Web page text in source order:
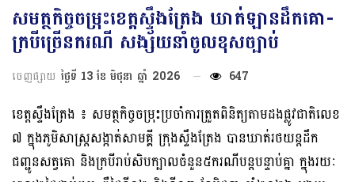
សមត្ថកិច្ច​ចម្រុះ​ខេត្តស្ទឹងត្រែង ឃាត់ឡាន​ដឹកគោ-
ក្របីច្រើន​ករណី សង្ស័យ​នាំ​ចូល​ខុសច្បាប់
ចេញផ្សាយ ថ្ងៃទី 13 ខែ មិថុនា ឆ្នាំ 2026 647
ខេត្តស្ទឹងត្រែង ​៖ សមត្ថកិច្ច​ចម្រុះ​ប្រចាំការ​ត្រួតពិនិត្យ​តាម​ដងផ្លូវ​ជាតិ​លេខ​
៧ ក្នុងភូមិ​សាស្ត្រ​សង្កាត់​សាមគ្គី ក្រុង​ស្ទឹង​ត្រែង បាន​ឃាត់​រថយន្ត​ដឹក​
ជញ្ជូន​សត្វ​គោ និង​ក្របី​រាប់​សិប​ក្បាលចំនួន៥​ករណី​បន្តបន្ទាប់​គ្នា ក្នុង​រយៈ